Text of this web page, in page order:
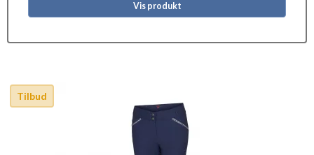
Vis produkt
Tilbud